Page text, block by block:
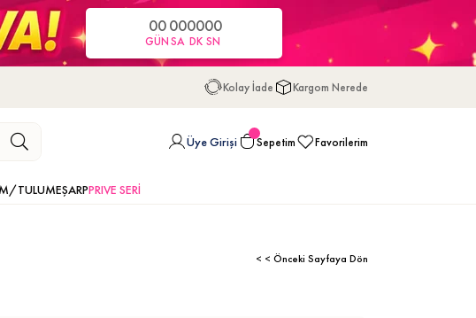
00
GÜN
00
SA
00
DK
00
SN
Kolay İade Kargom Nerede
Üye Girişi Sepetim Favorilerim
TULUMEŞARPPRIVE SERİ
< < Önceki Sayfaya Dön